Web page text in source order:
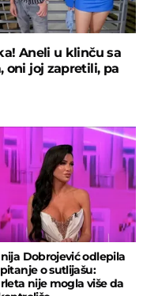
Aneli u klinču sa
oni joj zapretili, pa
Dobrojević odlepila
o sutlijašu:
nije mogla više da